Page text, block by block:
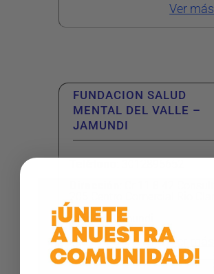
Ver más
FUNDACION SALUD
MENTAL DEL VALLE –
JAMUNDI
Ciudad:
Jamundi
Ver más